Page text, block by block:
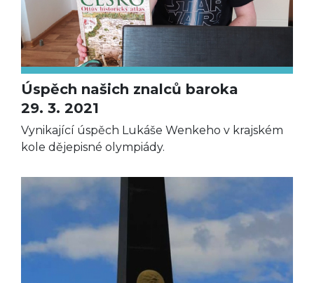
Úspěch našich znalců baroka
29. 3. 2021
Vynikající úspěch Lukáše Wenkeho v krajském
kole dějepisné olympiády.